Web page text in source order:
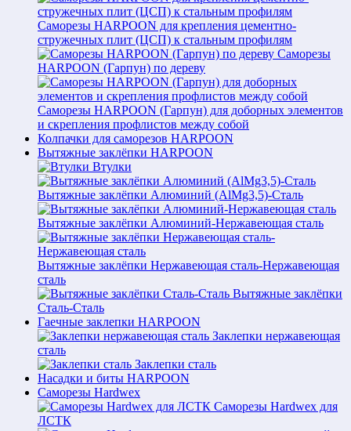
Саморезы HARPOON для крепления цементно-
стружечных плит (ЦСП) к стальным профилям
Саморезы
HARPOON (Гарпун) по дереву
Саморезы HARPOON (Гарпун) для доборных элементов
и скрепления профлистов между собой
Колпачки для саморезов HARPOON
Вытяжные заклёпки HARPOON
Втулки
Вытяжные заклёпки Алюминий (AlMg3,5)-Сталь
Вытяжные заклёпки Алюминий-Нержавеющая сталь
Вытяжные заклёпки Нержавеющая сталь-Нержавеющая
сталь
Вытяжные заклёпки
Сталь-Сталь
Гаечные заклепки HARPOON
Заклепки нержавеющая
сталь
Заклепки сталь
Насадки и биты HARPOON
Саморезы Hardwex
Саморезы Hardwex для
ЛСТК